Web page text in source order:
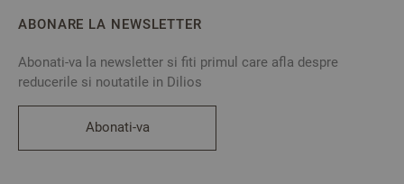
ABONARE LA NEWSLETTER
Abonati-va la newsletter si fiti primul care afla despre
reducerile si noutatile in Dilios
Abonati-va